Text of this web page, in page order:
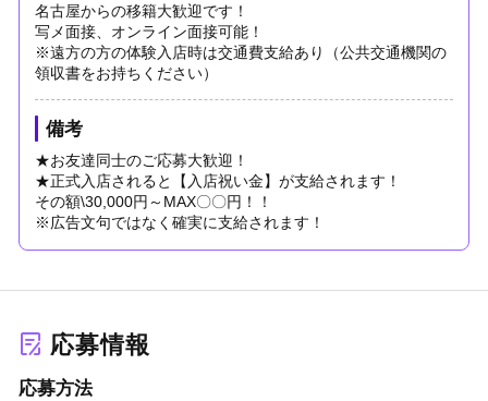
名古屋からの移籍大歓迎です！
写メ面接、オンライン面接可能！
※遠方の方の体験入店時は交通費支給あり（公共交通機関の
領収書をお持ちください）
備考
★お友達同士のご応募大歓迎！
★正式入店されると【入店祝い金】が支給されます！
その額\30,000円～MAX〇〇円！！
※広告文句ではなく確実に支給されます！
応募情報
応募方法